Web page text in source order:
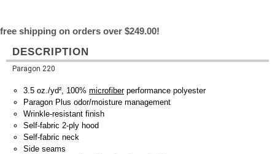
free shipping on orders over $249.00!
DESCRIPTION
Paragon 220
3.5 oz./yd², 100% microfiberperformance polyester
Paragon Plus odor/moisture management
Wrinkle-resistant finish
Self-fabric 2-ply hood
Self-fabric neck
Side seams